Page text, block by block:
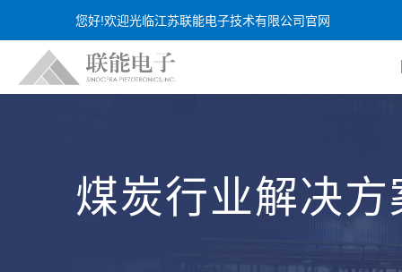
您好!欢迎光临江苏联能电子技术有限公司官网
煤炭行业解决方